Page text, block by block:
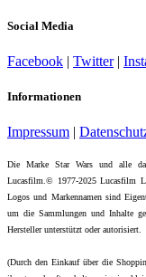
Social Media
Facebook | Twitter|
Informationen
Impressum |
Die Marke Star Wars und alle
Lucasfilm.© 1977-2025 Lucasfilm
Logos und Markennamen sind
um die Sammlungen und Inhalte
Hersteller unterstützt oder autorisiert.
(Durch den Einkauf über die